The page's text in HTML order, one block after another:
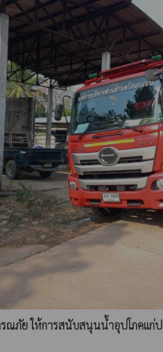
รณภัย ให้การสนับสนุนน้ำอุปโภคแก่